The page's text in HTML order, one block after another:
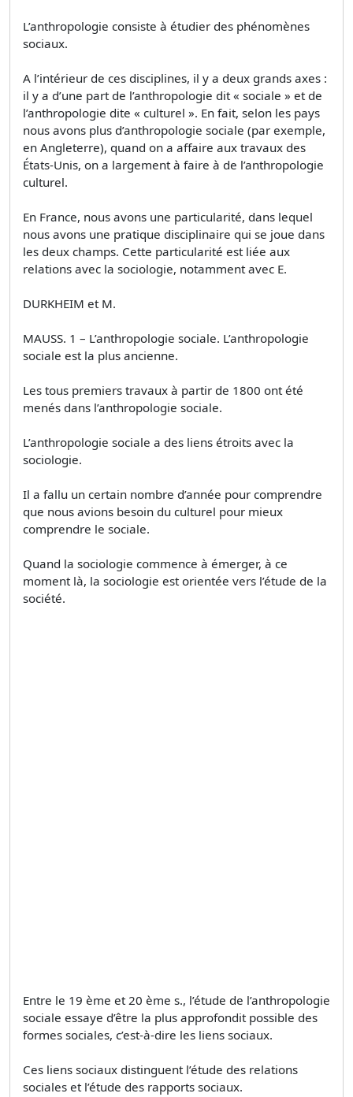
L’anthropologie consiste à étudier des phénomènes
sociaux.
A l’intérieur de ces disciplines, il y a deux grands axes :
il y a d’une part de l’anthropologie dit « sociale » et de
l’anthropologie dite « culturel ». En fait, selon les pays
nous avons plus d’anthropologie sociale (par exemple,
en Angleterre), quand on a affaire aux travaux des
États-Unis, on a largement à faire à de l’anthropologie
culturel.
En France, nous avons une particularité, dans lequel
nous avons une pratique disciplinaire qui se joue dans
les deux champs. Cette particularité est liée aux
relations avec la sociologie, notamment avec E.
DURKHEIM et M.
MAUSS. 1 – L’anthropologie sociale. L’anthropologie
sociale est la plus ancienne.
Les tous premiers travaux à partir de 1800 ont été
menés dans l’anthropologie sociale.
L’anthropologie sociale a des liens étroits avec la
sociologie.
Il a fallu un certain nombre d’année pour comprendre
que nous avions besoin du culturel pour mieux
comprendre le sociale.
Quand la sociologie commence à émerger, à ce
moment là, la sociologie est orientée vers l’étude de la
société.
Entre le 19 ème et 20 ème s., l’étude de l’anthropologie
sociale essaye d’être la plus approfondit possible des
formes sociales, c’est-à-dire les liens sociaux.
Ces liens sociaux distinguent l’étude des relations
sociales et l’étude des rapports sociaux.